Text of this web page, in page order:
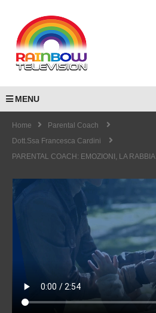
MENU
Home
Parental Coach
Dott.ssa Francesca Cardini
PARENTAL COACH: EMOZIONI, LA RABBIA